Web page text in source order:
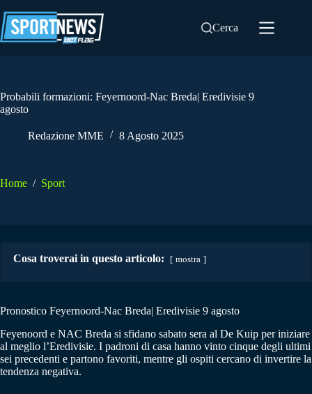
al
contenuto
Cerca
Probabili formazioni: Feyernoord-Nac Breda| Eredivisie 9
agosto
Redazione MME 8 Agosto 2025
Home / Sport
Cosa troverai in questo articolo: mostra
Pronostico Feyernoord-Nac Breda| Eredivisie 9 agosto
Feyenoord e NAC Breda si sfidano sabato sera al De Kuip per iniziare
al meglio l’Eredivisie. I padroni di casa hanno vinto cinque degli ultimi
sei precedenti e partono favoriti, mentre gli ospiti cercano di invertire la
tendenza negativa.